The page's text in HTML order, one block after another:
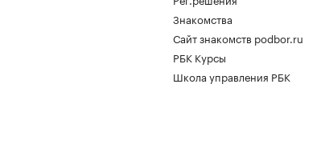
Знакомства
Сайт знакомств podbor.ru
РБК Курсы
Школа управления РБК